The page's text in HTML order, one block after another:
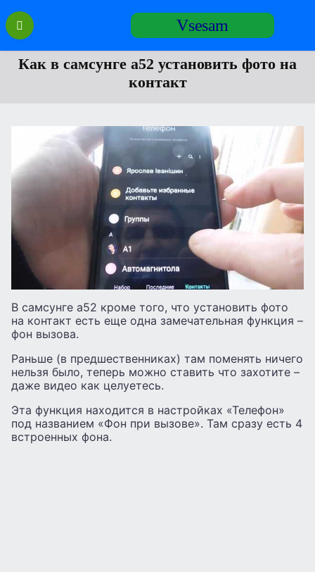
Перейти
содержанию
Vsesam
Как в самсунге а52 установить фото на
контакт
В самсунге а52 кроме того, что установить фото
на контакт есть еще одна замечательная функция –
фон вызова.
Раньше (в предшественниках) там поменять ничего
нельзя было, теперь можно ставить что захотите –
даже видео как целуетесь.
Эта функция находится в настройках «Телефон»
под названием «Фон при вызове». Там сразу есть 4
встроенных фона.